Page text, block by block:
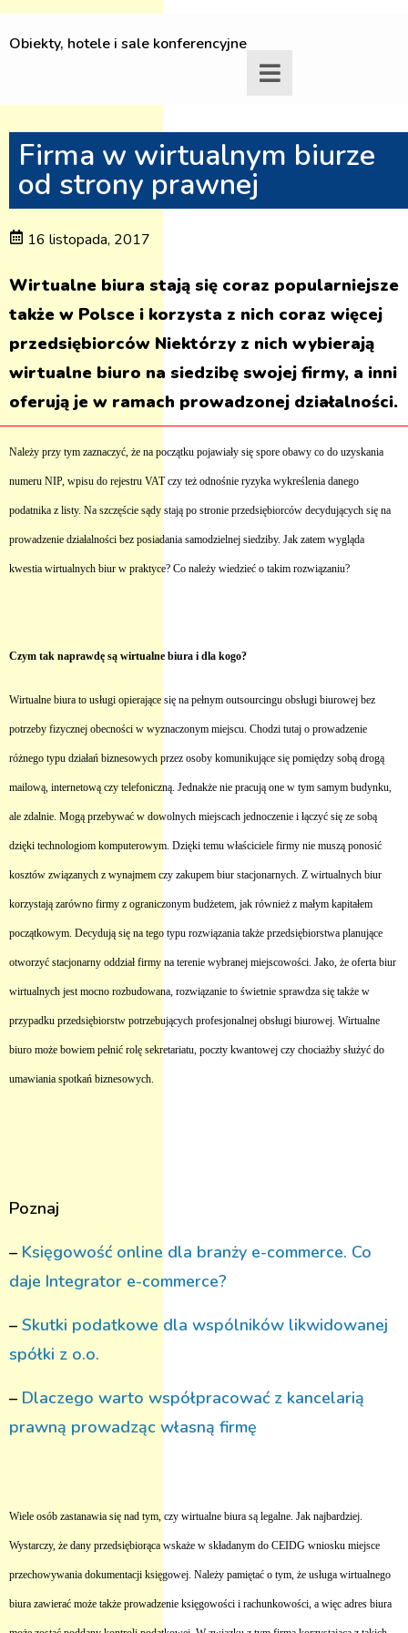
Obiekty, hotele i sale konferencyjne
Firma w wirtualnym biurze
od strony prawnej
16 listopada, 2017
Wirtualne biura stają się coraz popularniejsze
także w Polsce i korzysta z nich coraz więcej
przedsiębiorców Niektórzy z nich wybierają
wirtualne biuro na siedzibę swojej firmy, a inni
oferują je w ramach prowadzonej działalności.
Należy przy tym zaznaczyć, że na początku pojawiały się spore obawy co do uzyskania
numeru NIP, wpisu do rejestru VAT czy też odnośnie ryzyka wykreślenia danego
podatnika z listy. Na szczęście sądy stają po stronie przedsiębiorców decydujących się na
prowadzenie działalności bez posiadania samodzielnej siedziby. Jak zatem wygląda
kwestia wirtualnych biur w praktyce? Co należy wiedzieć o takim rozwiązaniu?
Czym tak naprawdę są wirtualne biura i dla kogo?
Wirtualne biura to usługi opierające się na pełnym outsourcingu obsługi biurowej bez
potrzeby fizycznej obecności w wyznaczonym miejscu. Chodzi tutaj o prowadzenie
różnego typu działań biznesowych przez osoby komunikujące się pomiędzy sobą drogą
mailową, internetową czy telefoniczną. Jednakże nie pracują one w tym samym budynku,
ale zdalnie. Mogą przebywać w dowolnych miejscach jednoczenie i łączyć się ze sobą
dzięki technologiom komputerowym. Dzięki temu właściciele firmy nie muszą ponosić
kosztów związanych z wynajmem czy zakupem biur stacjonarnych. Z wirtualnych biur
korzystają zarówno firmy z ograniczonym budżetem, jak również z małym kapitałem
początkowym. Decydują się na tego typu rozwiązania także przedsiębiorstwa planujące
otworzyć stacjonarny oddział firmy na terenie wybranej miejscowości. Jako, że oferta biur
wirtualnych jest mocno rozbudowana, rozwiązanie to świetnie sprawdza się także w
przypadku przedsiębiorstw potrzebujących profesjonalnej obsługi biurowej. Wirtualne
biuro może bowiem pełnić rolę sekretariatu, poczty kwantowej czy chociażby służyć do
umawiania spotkań biznesowych.
Poznaj
– Księgowość online dla branży e-commerce. Co
daje Integrator e-commerce?
– Skutki podatkowe dla wspólników likwidowanej
spółki z o.o.
– Dlaczego warto współpracować z kancelarią
prawną prowadząc własną firmę
Wiele osób zastanawia się nad tym, czy wirtualne biura są legalne. Jak najbardziej.
Wystarczy, że dany przedsiębiorąca wskaże w składanym do CEIDG wniosku miejsce
przechowywania dokumentacji księgowej. Należy pamiętać o tym, że usługa wirtualnego
biura zawierać może także prowadzenie księgowości i rachunkowości, a więc adres biura